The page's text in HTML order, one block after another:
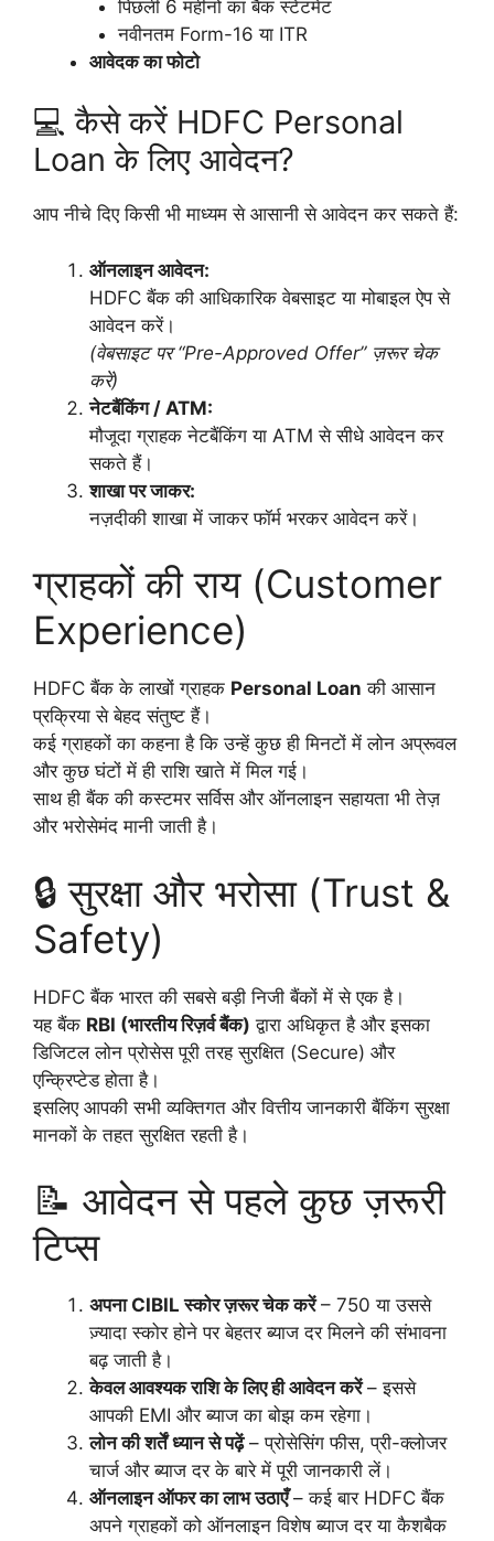
पिछली 6 महीनों का बैंक स्टेटमेंट
नवीनतम Form-16 या ITR
आवेदक का फोटो
💻 कैसे करें HDFC Personal
Loan के लिए आवेदन?
आप नीचे दिए किसी भी माध्यम से आसानी से आवेदन कर सकते हैं:
ऑनलाइन आवेदन:
HDFC बैंक की आधिकारिक वेबसाइट या मोबाइल ऐप से
आवेदन करें।
(वेबसाइट पर “Pre-Approved Offer” ज़रूर चेक
करें)
नेटबैंकिंग / ATM:
मौजूदा ग्राहक नेटबैंकिंग या ATM से सीधे आवेदन कर
सकते हैं।
शाखा पर जाकर:
नज़दीकी शाखा में जाकर फॉर्म भरकर आवेदन करें।
ग्राहकों की राय (Customer
Experience)
HDFC बैंक के लाखों ग्राहक Personal Loan की आसान
प्रक्रिया से बेहद संतुष्ट हैं।
कई ग्राहकों का कहना है कि उन्हें कुछ ही मिनटों में लोन अप्रूवल
और कुछ घंटों में ही राशि खाते में मिल गई।
साथ ही बैंक की कस्टमर सर्विस और ऑनलाइन सहायता भी तेज़
और भरोसेमंद मानी जाती है।
🔒 सुरक्षा और भरोसा (Trust &
Safety)
HDFC बैंक भारत की सबसे बड़ी निजी बैंकों में से एक है।
यह बैंक RBI (भारतीय रिज़र्व बैंक) द्वारा अधिकृत है और इसका
डिजिटल लोन प्रोसेस पूरी तरह सुरक्षित (Secure) और
एन्क्रिप्टेड होता है।
इसलिए आपकी सभी व्यक्तिगत और वित्तीय जानकारी बैंकिंग सुरक्षा
मानकों के तहत सुरक्षित रहती है।
📝 आवेदन से पहले कुछ ज़रूरी
टिप्स
अपना CIBIL स्कोर ज़रूर चेक करें– 750 या उससे
ज़्यादा स्कोर होने पर बेहतर ब्याज दर मिलने की संभावना
बढ़ जाती है।
केवल आवश्यक राशि के लिए ही आवेदन करें– इससे
आपकी EMI और ब्याज का बोझ कम रहेगा।
लोन की शर्तें ध्यान से पढ़ें– प्रोसेसिंग फीस, प्री-क्लोजर
चार्ज और ब्याज दर के बारे में पूरी जानकारी लें।
ऑनलाइन ऑफर का लाभ उठाएँ– कई बार HDFC बैंक
अपने ग्राहकों को ऑनलाइन विशेष ब्याज दर या कैशबैक